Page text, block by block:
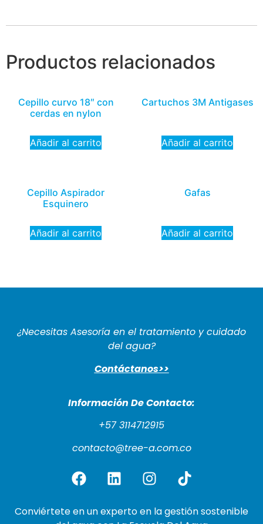
Productos relacionados
Cepillo curvo 18″ con
cerdas en nylon
Añadir al carrito
Cartuchos 3M Antigases
Añadir al carrito
Cepillo Aspirador
Esquinero
Añadir al carrito
Gafas
Añadir al carrito
¿Necesitas Asesoría en el tratamiento y cuidado
del agua?
Contáctanos>>
Información De Contacto:
+57 3114712915
contacto@tree-a.com.co
Conviértete en un experto en la gestión sostenible